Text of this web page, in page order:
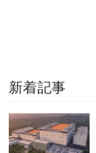
新着記事